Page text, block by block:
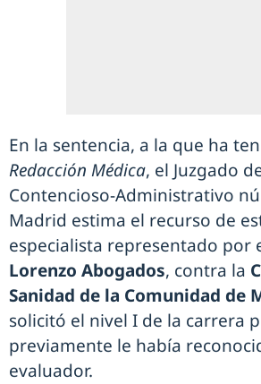
En la sentencia, a la que ha
Redacción Médica, el Juzgado
Contencioso-Administrativo
Madrid estima el recurso de
especialista representado por
Lorenzo Abogados, contra la
Sanidad de la Comunidad de
solicitó el nivel I de la carrera
previamente le había
evaluador.